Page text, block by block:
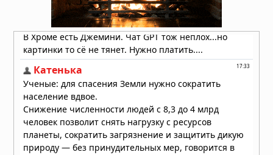
Магнитное поле Земли
контролирует ваш разум и решения
06.08.2026 в 08:24